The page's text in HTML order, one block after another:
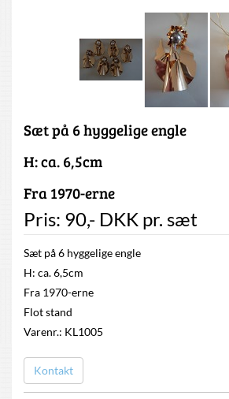
Sæt på 6 hyggelige engle
H: ca. 6,5cm
Fra 1970-erne
Pris: 90,- DKK pr. sæt
Sæt på 6 hyggelige engle
H: ca. 6,5cm
Fra 1970-erne
Flot stand
Varenr.: KL1005
Kontakt